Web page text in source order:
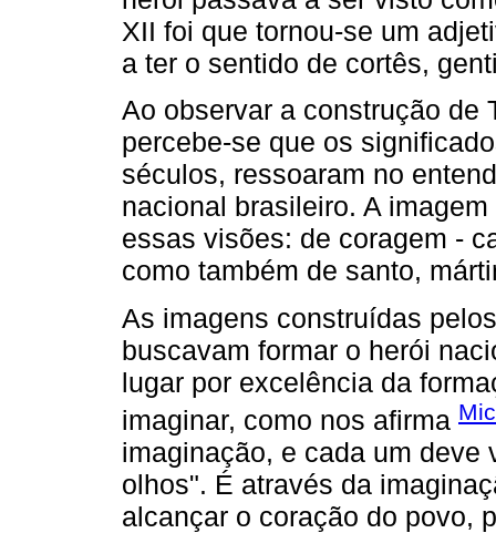
XII foi que tornou-se um
a ter o sentido de cortês,
Ao observar a construção de
percebe-se que os
séculos, ressoaram no
nacional brasileiro. A
essas visões: de coragem -
como também de santo,
As imagens construídas
buscavam formar o herói
lugar por excelência da
imaginar, como nos afirma
imaginação, e cada um deve
olhos". É através da
alcançar o coração do povo,